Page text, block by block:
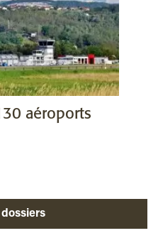
aéroports
dossiers